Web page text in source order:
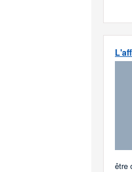
être